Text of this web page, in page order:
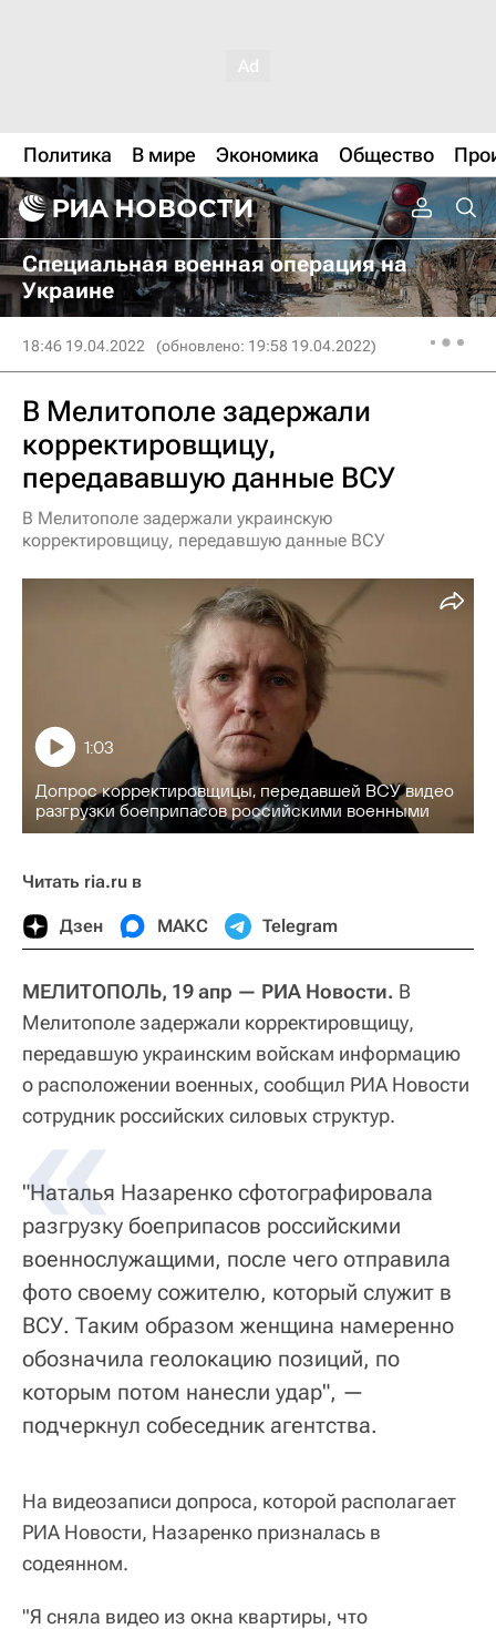
Политика В мире Экономика Общество
Специальная военная операция на
Украине
18:46 19.04.2022 (обновлено: 19:58 19.04.2022)
В Мелитополе задержали
корректировщицу,
передававшую данные ВСУ
В Мелитополе задержали украинскую
корректировщицу, передавшую данные ВСУ
Допрос корректировщицы, передавшей ВСУ видео
разгрузки боеприпасов российскими военными
1:03
Читать ria.ru в
Дзен МАКС Telegram
МЕЛИТОПОЛЬ, 19 апр — РИА Новости. В
Мелитополе задержали корректировщицу,
передавшую украинским войскам информацию
о расположении военных, сообщил РИА Новости
сотрудник российских силовых структур.
«
"Наталья Назаренко сфотографировала
разгрузку боеприпасов российскими
военнослужащими, после чего отправила
фото своему сожителю, который служит в
ВСУ. Таким образом женщина намеренно
обозначила геолокацию позиций, по
которым потом нанесли удар", —
подчеркнул собеседник агентства.
На видеозаписи допроса, которой располагает
РИА Новости, Назаренко призналась в
содеянном.
"Я сняла видео из окна квартиры, что